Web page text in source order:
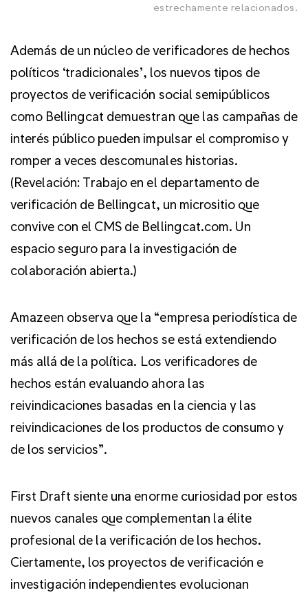
estrechamente relacionados.
Además de un núcleo de verificadores de hechos
políticos ‘tradicionales’, los nuevos tipos de
proyectos de verificación social semipúblicos
como Bellingcat demuestran que las campañas de
interés público pueden impulsar el compromiso y
romper a veces descomunales historias.
(Revelación: Trabajo en el departamento de
verificación de Bellingcat, un micrositio que
convive con el CMS de Bellingcat.com. Un
espacio seguro para la investigación de
colaboración abierta.)
Amazeen observa que la “empresa periodística de
verificación de los hechos se está extendiendo
más allá de la política. Los verificadores de
hechos están evaluando ahora las
reivindicaciones basadas en la ciencia y las
reivindicaciones de los productos de consumo y
de los servicios”.
First Draft siente una enorme curiosidad por estos
nuevos canales que complementan la élite
profesional de la verificación de los hechos.
Ciertamente, los proyectos de verificación e
investigación independientes evolucionan